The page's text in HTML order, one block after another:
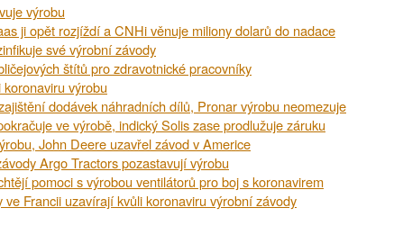
výrobu
ji opět rozjíždí a CNHi věnuje miliony dolarů do nadace
své výrobní závody
štítů pro zdravotnické pracovníky
výrobu
dodávek náhradních dílů, Pronar výrobu neomezuje
ve výrobě, indický Solis zase prodlužuje záruku
John Deere uzavřel závod v Americe
Argo Tractors pozastavují výrobu
pomoci s výrobou ventilátorů pro boj s koronavirem
Francii uzavírají kvůli koronaviru výrobní závody